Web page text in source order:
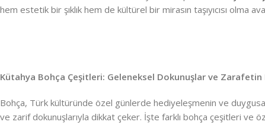
hem estetik bir şıklık hem de kültürel bir mirasın taşıyıcısı olma
Kütahya Bohça Çeşitleri: Geleneksel Dokunuşlar ve
Bohça, Türk kültüründe özel günlerde hediyeleşmenin ve duygusal
ve zarif dokunuşlarıyla dikkat çeker. İşte farklı bohça çeşitleri ve